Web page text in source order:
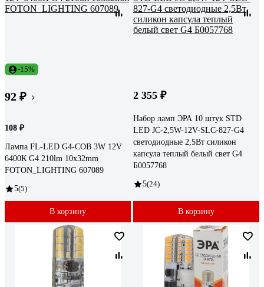
-15%
92 ₽
108 ₽
Лампа FL-LED G4-COB 3W 12V
6400К G4 210lm 10x32mm
FOTON_LIGHTING 607089
5(5)
В корзину
2 355 ₽
Набор ламп ЭРА 10 штук STD
LED JC-2,5W-12V-SLC-827-G4
светодиодные 2,5Вт силикон
капсула теплый белый свет G4
Б0057768
5(24)
В корзину